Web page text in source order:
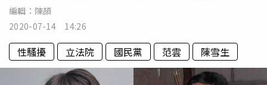
編輯： 陳頡
2020-07-14 14:26
性騷擾 立法院 國民黨 范雲 陳雪生